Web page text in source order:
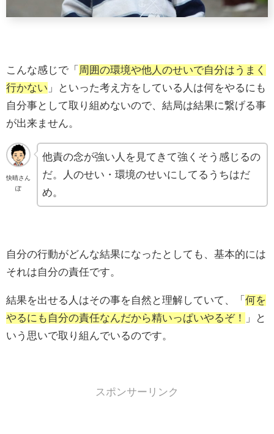
こんな感じで「 周囲の環境や他人のせいで自分はうまく
行かない 」といった考え方をしている人は何をやるにも
自分事として取り組めないので、結局は結果に繋げる事
が出来ません。
快晴さん
ぽ
他責の念が強い人を見てきて強くそう感じるの
だ。人のせい・環境のせいにしてるうちはだ
め。
自分の行動がどんな結果になったとしても、基本的には
それは自分の責任です。
結果を出せる人はその事を自然と理解していて、「 何を
やるにも自分の責任なんだから精いっぱいやるぞ！
」と
いう思いで取り組んでいるのです。
スポンサーリンク